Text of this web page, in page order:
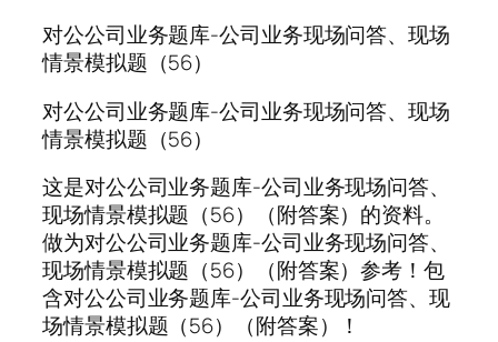
对公公司业务题库-公司业务现场问答、现场
情景模拟题（56）
对公公司业务题库-公司业务现场问答、现场
情景模拟题（56）
这是对公公司业务题库-公司业务现场问答、
现场情景模拟题（56）（附答案）的资料。
做为对公公司业务题库-公司业务现场问答、
现场情景模拟题（56）（附答案）参考！包
含对公公司业务题库-公司业务现场问答、现
场情景模拟题（56）（附答案）！